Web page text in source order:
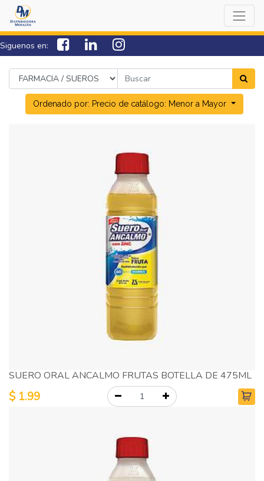
Siguenos en:
7538-0000 sac@lamorazan.com
Ordenado por: Precio de catálogo: Menor a Mayor
SUERO ORAL ANCALMO FRUTAS BOTELLA DE 475ML
$ 1.99